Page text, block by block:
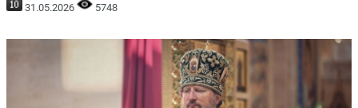
31.05.2026 5748